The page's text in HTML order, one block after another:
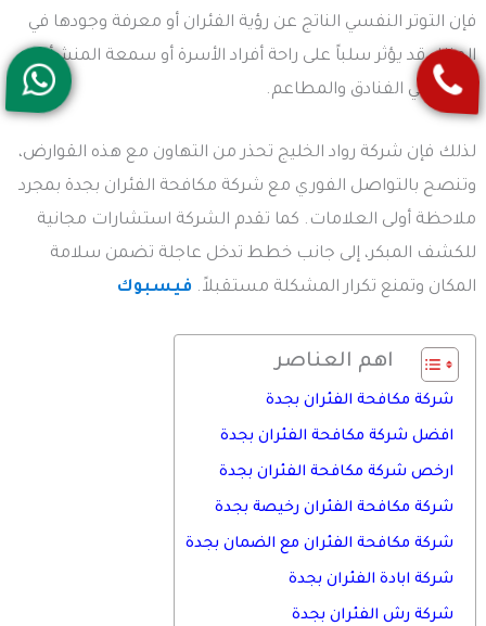
فإن التوتر النفسي الناتج عن رؤية الفئران أو معرفة وجودها في
المنزل قد يؤثر سلباً على راحة أفراد الأسرة أو سمعة المنشأة،
خاصة في الفنادق والمطاعم.
لذلك فإن شركة رواد الخليج تحذر من التهاون مع هذه القوارض،
وتنصح بالتواصل الفوري مع شركة مكافحة الفئران بجدة بمجرد
ملاحظة أولى العلامات. كما تقدم الشركة استشارات مجانية
للكشف المبكر، إلى جانب خطط تدخل عاجلة تضمن سلامة
المكان وتمنع تكرار المشكلة مستقبلاً. فيسبوك
اهم العناصر
شركة مكافحة الفئران بجدة
افضل شركة مكافحة الفئران بجدة
ارخص شركة مكافحة الفئران بجدة
شركة مكافحة الفئران رخيصة بجدة
شركة مكافحة الفئران مع الضمان بجدة
شركة ابادة الفئران بجدة
شركة رش الفئران بجدة